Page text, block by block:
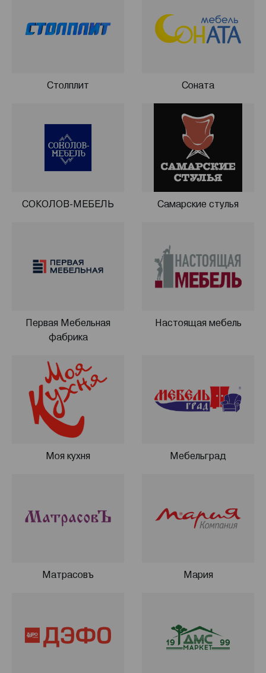
Столплит Соната
СОКОЛОВ-МЕБЕЛЬ Самарские стулья
Первая Мебельная
фабрика
Настоящая мебель
Моя кухня Мебельград
Матрасовъ Мария